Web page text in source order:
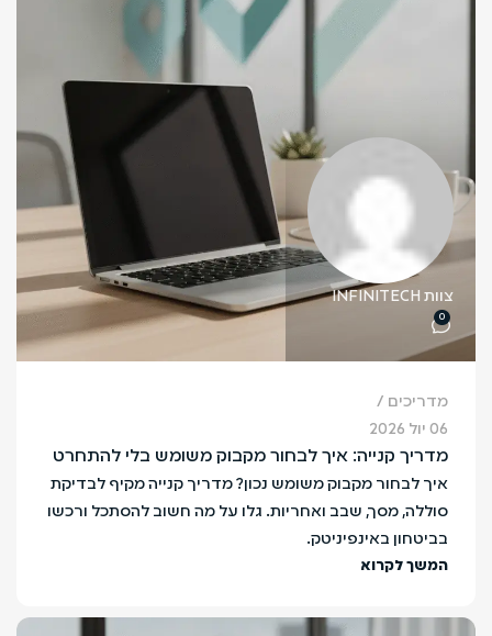
צוות INFINITECH
0
מדריכים
06 יול 2026
מדריך קנייה: איך לבחור מקבוק משומש בלי להתחרט
איך לבחור מקבוק משומש נכון? מדריך קנייה מקיף לבדיקת
סוללה, מסך, שבב ואחריות. גלו על מה חשוב להסתכל ורכשו
בביטחון באינפיניטק.
המשך לקרוא